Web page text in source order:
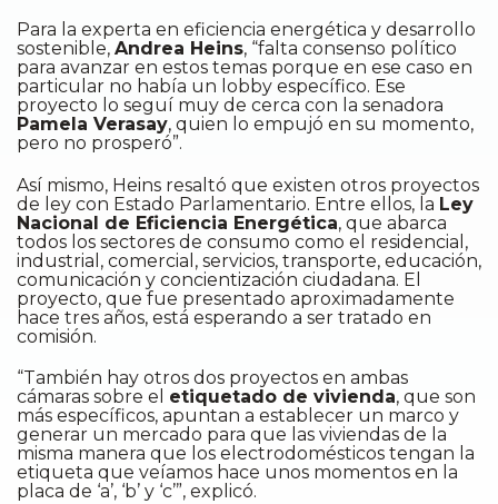
Para la experta en eficiencia energética y desarrollo
sostenible, Andrea Heins, “falta consenso político
para avanzar en estos temas porque en ese caso en
particular no había un lobby específico. Ese
proyecto lo seguí muy de cerca con la senadora
Pamela Verasay, quien lo empujó en su momento,
pero no prosperó”.
Así mismo, Heins resaltó que existen otros proyectos
de ley con Estado Parlamentario. Entre ellos, la Ley
Nacional de Eficiencia Energética, que abarca
todos los sectores de consumo como el residencial,
industrial, comercial, servicios, transporte, educación,
comunicación y concientización ciudadana. El
proyecto, que fue presentado aproximadamente
hace tres años, está esperando a ser tratado en
comisión.
“También hay otros dos proyectos en ambas
cámaras sobre el etiquetado de vivienda, que son
más específicos, apuntan a establecer un marco y
generar un mercado para que las viviendas de la
misma manera que los electrodomésticos tengan la
etiqueta que veíamos hace unos momentos en la
placa de ‘a’, ‘b’ y ‘c’”, explicó.